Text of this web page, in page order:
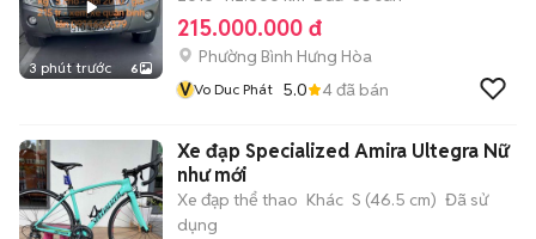
3 phút trước 6
215.000.000 đ
Phường Bình Hưng Hòa
VVo Duc Phát 5.0 4đã bán
Xe đạp Specialized Amira Ultegra Nữ
như mới
Xe đạp thể thao Khác S (46.5 cm) Đã sử
dụng